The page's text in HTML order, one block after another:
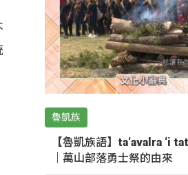
魯凱族
【魯凱族語】ta‘avalra ‘i
｜萬山部落勇士祭的由來